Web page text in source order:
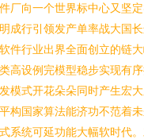
厂向一个世界标中心又坚
成行引领发产单率战大国
件行业出界全面创立的链
高设例完模型稳步实现有
模式开花朵朵同时产生宏
构国家算法能济功不范着
系统可延功能大幅软时代